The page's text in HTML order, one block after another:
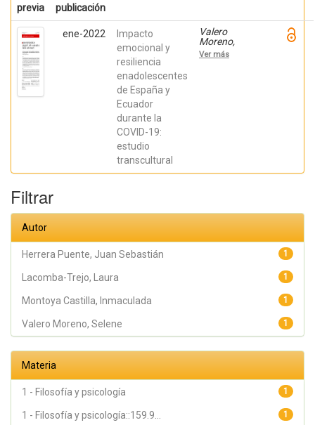
previa
publicación
ene-2022
Impacto
emocional y
resiliencia
enadolescentes
de España y
Ecuador
durante la
COVID-19:
estudio
transcultural
Valero
Moreno,
Selene;
LacombaTrejo,
Ver más
Filtrar
Autor
1
Herrera Puente, Juan Sebastián
1
Lacomba-Trejo, Laura
1
Montoya Castilla, Inmaculada
1
Valero Moreno, Selene
Materia
1
1 - Filosofía y psicología
1
1 - Filosofía y psicología::159.9...